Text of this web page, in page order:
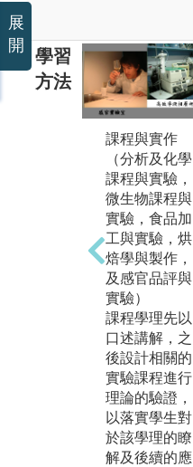
學習
方法
課程與實作
（分析及化學
課程與實驗，
微生物課程與
實驗，食品加
工與實驗，烘
焙學與製作，
及感官品評與
實驗）
課程學理先以
口述講解，之
後設計相關的
實驗課程進行
理論的驗證，
以落實學生對
於該學理的瞭
解及後續的應
展
開